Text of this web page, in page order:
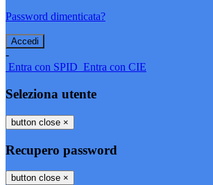
Password dimenticata?
-
Entra con SPID Entra con CIE
Seleziona utente
button close ×
Recupero password
button close ×